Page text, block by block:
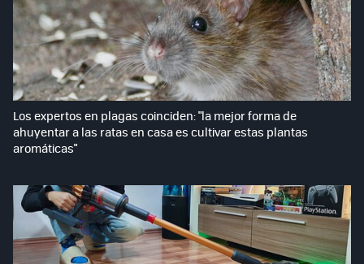
Los expertos en plagas coinciden: "la mejor forma de
ahuyentar a las ratas en casa es cultivar estas plantas
aromáticas"